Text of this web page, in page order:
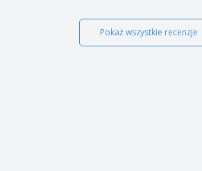
Pokaż wszystkie recenzje